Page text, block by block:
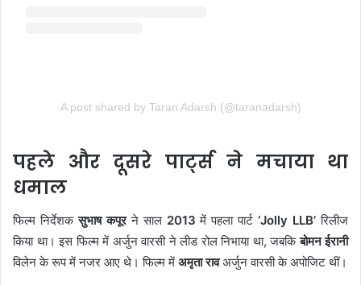
A post shared by Taran Adarsh (@taranadarsh)
पहले और दूसरे पार्ट्स ने मचाया था
धमाल
फिल्म निर्देशकसुभाष कपूरने साल 2013 में पहला पार्ट‘Jolly LLB’ रिलीज
किया था। इस फिल्म में अर्जुन वारसी ने लीड रोल निभाया था, जबकिबोमन ईरानी
विलेन के रूप में नजर आए थे। फिल्म में अमृता रावअर्जुन वारसी के अपोजिट थीं।